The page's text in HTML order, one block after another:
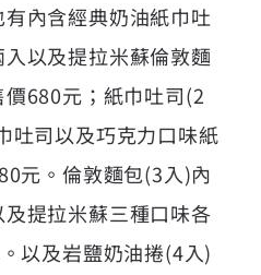
內含經典奶油紙巾吐
以及提拉米蘇倫敦麵
680元；紙巾吐司(2
吐司以及巧克力口味紙
元。倫敦麵包(3入)內
提拉米蘇三種口味各
以及岩鹽奶油捲(4入)